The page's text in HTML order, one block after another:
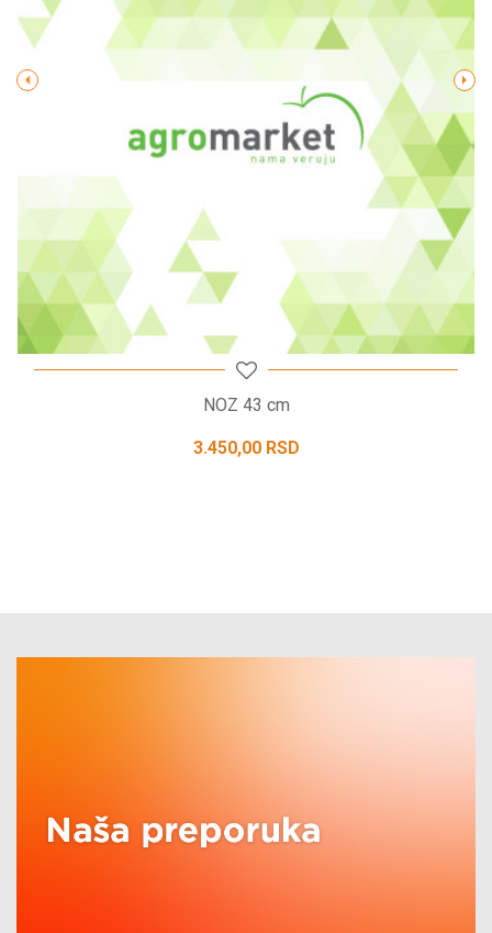
Poruka
NOZ 43 cm
3.450,00 RSD